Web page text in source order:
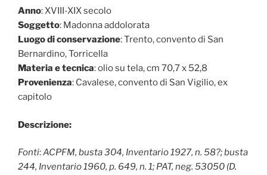
Anno: XVIII-XIX secolo
Soggetto: Madonna addolorata
Luogo di conservazione: Trento, convento di San
Bernardino, Torricella
Materia e tecnica: olio su tela, cm 70,7 x 52,8
Provenienza: Cavalese, convento di San Vigilio, ex
capitolo
Descrizione:
Fonti:ACPFM, busta 304, Inventario 1927, n. 58?; busta
244, Inventario 1960, p. 649, n. 1; PAT, neg. 53050 (D.